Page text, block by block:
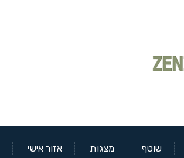
שוטף מצגות אזור אישי